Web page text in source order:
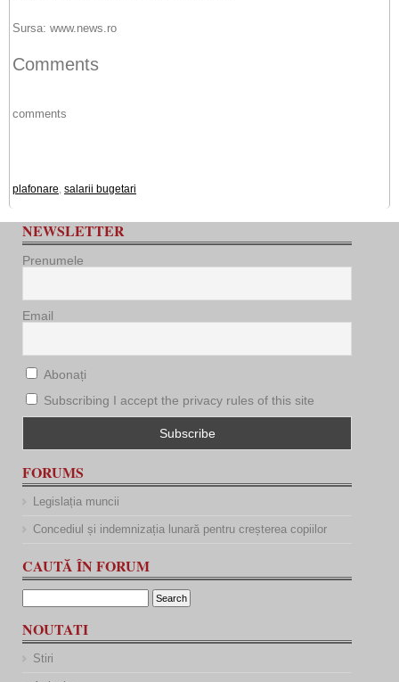
Sursa: www.news.ro
Comments
comments
plafonare, salarii bugetari
NEWSLETTER
Prenumele
Email
Abonați
Subscribing I accept the privacy rules of this site
FORUMS
Legislația muncii
Concediul și indemnizația lunară pentru creșterea copiilor
CAUTĂ ÎN FORUM
NOUTATI
Stiri